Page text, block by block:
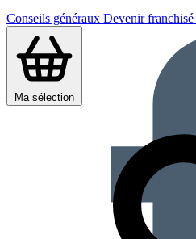
Conseils généraux Devenir franchisé
Ma sélection